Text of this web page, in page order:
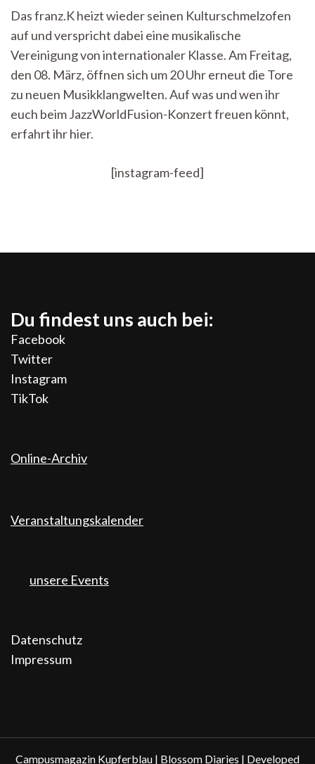
East!
Kulturverschmelzung
im
franz.K
–
ein
Das franz.K heizt wieder seinen Kulturschmelzofen
auf und verspricht dabei eine musikalische
Vereinigung von internationaler Klasse. Am Freitag,
den 08. März, öffnen sich um 20 Uhr erneut die Tore
zu neuen Musikklangwelten. Auf was und wen ihr
euch beim JazzWorldFusion-Konzert freuen könnt,
erfahrt ihr hier.
[instagram-feed]
Du findest uns auch bei:
Facebook
Twitter
Instagram
TikTok
Online-Archiv
Veranstaltungskalender
unsere Events
Datenschutz
Impressum
Campusmagazin Kupferblau | Blossom Diaries | Developed